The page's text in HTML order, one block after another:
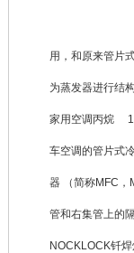
四川长虹电
用，和原来管片
为蒸发器进行结
家用空调丙烷 1.
车空调的管片式
器 （简称MFC，
管和右集管上的
NOCKLOCK钎